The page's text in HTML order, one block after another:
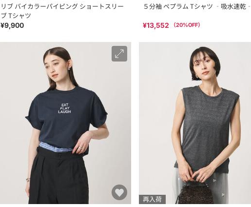
リブ バイカラーパイピング ショートスリー
ブ Tシャツ
¥9,900
５分袖 ペプラム Tシャツ ‐吸水速乾‐
¥13,552 （20%OFF）
再入荷